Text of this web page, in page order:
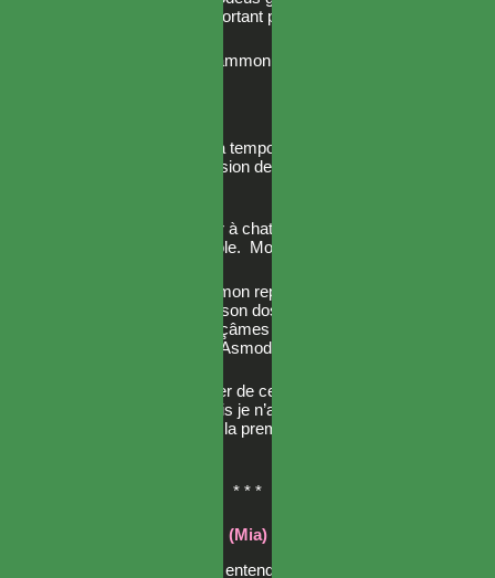
quelque chose d’important par là.
— C’est logique. Mammon, tire encore une fois.
Mammon immobilisa temporairement le golem
d’une nouvelle explosion de son sort de Matière
— Vous savez, jouer à chat perché à mon âge,
ce n’est plus très drôle. Montez, mesdames !
Sur ces mots, Mammon reprit sa forme de chat.
Nous bondîmes sur son dos, contournâmes le
golem et nous enfonçâmes plus profondément
dans la forteresse d’Asmodeus.
J’avais entendu parler de ce jeu qu’on appelait «
chat perché » … mais je n’aurais jamais
imaginé y jouer pour la première fois dans de
* * *
(Mia)
Lorsque nous avons entendu la voix de Philia